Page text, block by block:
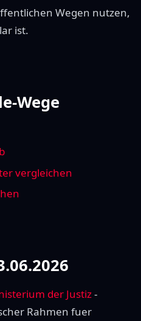
Wegen nutzen,
ist.
Wege
vergleichen
der Justiz-
Rahmen fuer